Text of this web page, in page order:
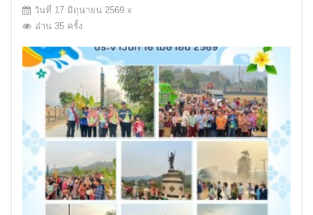
วันที่ 17 มิถุนายน 2569 x
อ่าน 35 ครั้ง